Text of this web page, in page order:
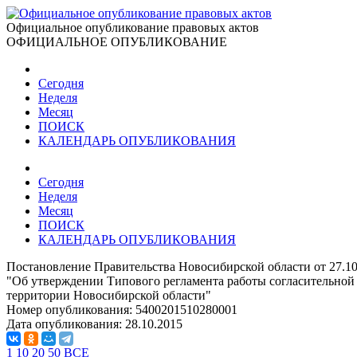
Официальное опубликование правовых актов
ОФИЦИАЛЬНОЕ ОПУБЛИКОВАНИЕ
Сегодня
Неделя
Месяц
ПОИСК
КАЛЕНДАРЬ ОПУБЛИКОВАНИЯ
Сегодня
Неделя
Месяц
ПОИСК
КАЛЕНДАРЬ ОПУБЛИКОВАНИЯ
Постановление Правительства Новосибирской области от
"Об утверждении Типового регламента работы
территории Новосибирской области"
Номер опубликования: 5400201510280001
Дата опубликования: 28.10.2015
1 10 20 50 ВСЕ